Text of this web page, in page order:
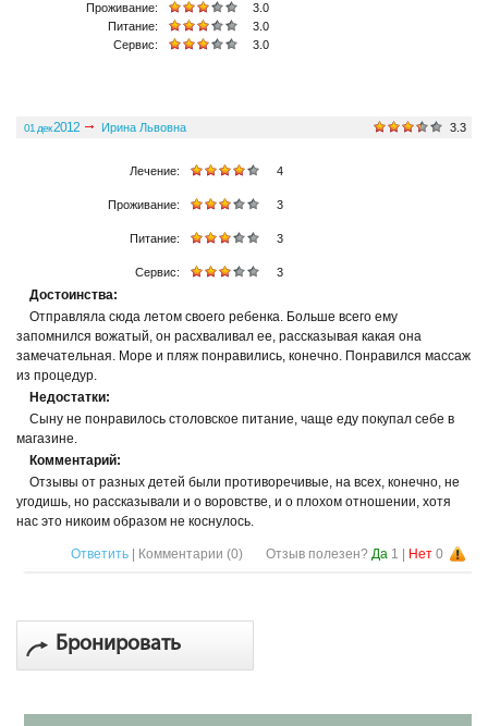
3.0
Проживание:
3.0
Питание:
3.0
Сервис:
01 дек2012 Ирина Львовна
3.3
4
Лечение:
3
Проживание:
3
Питание:
3
Сервис:
Достоинства:
Отправляла сюда летом своего ребенка. Больше всего ему
запомнился вожатый, он расхваливал ее, рассказывая какая она
замечательная. Море и пляж понравились, конечно. Понравился массаж
из процедур.
Недостатки:
Сыну не понравилось столовское питание, чаще еду покупал себе в
магазине.
Комментарий:
Отзывы от разных детей были противоречивые, на всех, конечно, не
угодишь, но рассказывали и о воровстве, и о плохом отношении, хотя
нас это никоим образом не коснулось.
Ответить | Комментарии (0) Отзыв полезен? Да 1 Нет 0
Бронировать